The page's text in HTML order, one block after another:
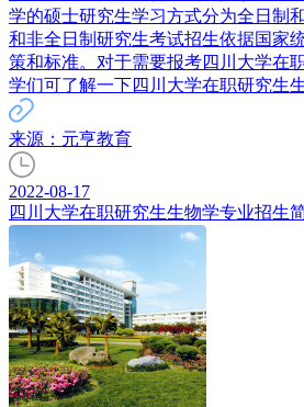
学的硕士研究生学习方式分为全日制
和非全日制研究生考试招生依据国家
策和标准。对于需要报考四川大学在
学们可了解一下四川大学在职研究生
来源：元亨教育
2022-08-17
四川大学在职研究生生物学专业招生